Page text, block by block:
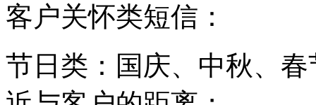
客户关怀类短信：
节日类：国庆、中秋、